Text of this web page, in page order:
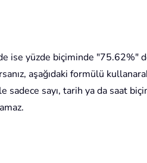
ise yüzde biçiminde "75.62%"
aşağıdaki formülü
sayı, tarih ya da saat